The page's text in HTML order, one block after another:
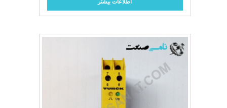
اطلاعات بیشتر